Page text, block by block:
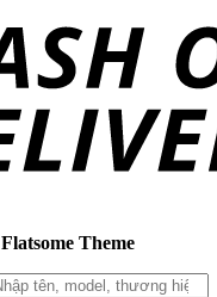
Flatsome Theme